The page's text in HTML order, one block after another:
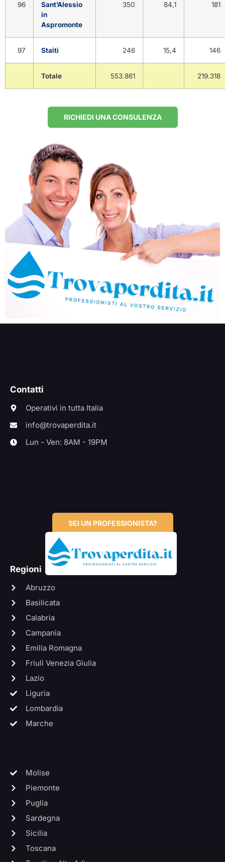
96
Sant’Alessio
in
Aspromonte
350 84,1 181
97 Staiti 246 15,4 146
Totale 553.861 219.318
RICHIEDI UNA CONSULENZA
Contatti
Operativi in tutta Italia
info@trovaperdita.it
Lun - Ven: 8AM - 19PM
SEI UN PROFESSIONISTA?
Regioni
Abruzzo
Basilicata
Calabria
Campania
Emilia Romagna
Friuli Venezia Giulia
Lazio
Liguria
Lombardia
Marche
Molise
Piemonte
Puglia
Sardegna
Sicilia
Toscana